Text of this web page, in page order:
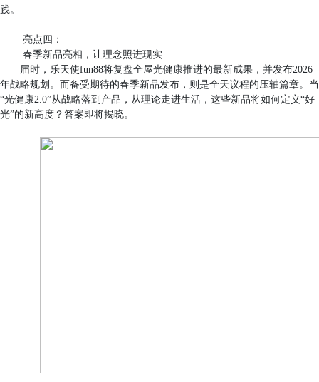
践。
亮点四：
春季新品亮相，让理念照进现实
届时，乐天使fun88将复盘全屋光健康推进的最新成果，并发布2026
年战略规划。而备受期待的春季新品发布，则是全天议程的压轴篇章。当
“光健康2.0”从战略落到产品，从理论走进生活，这些新品将如何定义“好
光”的新高度？答案即将揭晓。